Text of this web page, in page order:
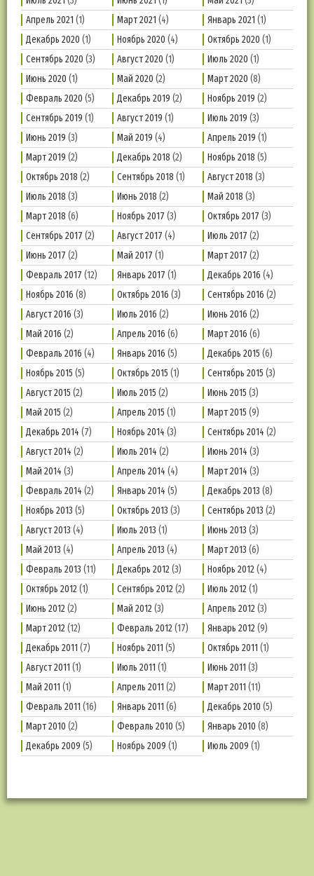
Апрель 2021 (1) Март 2021 (4) Январь 2021 (1)
Декабрь 2020 (1) Ноябрь 2020 (4) Октябрь 2020 (1)
Сентябрь 2020 (3) Август 2020 (1) Июль 2020 (1)
Июнь 2020 (1) Май 2020 (2) Март 2020 (8)
Февраль 2020 (5) Декабрь 2019 (2) Ноябрь 2019 (2)
Сентябрь 2019 (1) Август 2019 (1) Июль 2019 (3)
Июнь 2019 (3) Май 2019 (4) Апрель 2019 (1)
Март 2019 (2) Декабрь 2018 (2) Ноябрь 2018 (5)
Октябрь 2018 (2) Сентябрь 2018 (1) Август 2018 (3)
Июль 2018 (3) Июнь 2018 (2) Май 2018 (3)
Март 2018 (6) Ноябрь 2017 (3) Октябрь 2017 (3)
Сентябрь 2017 (2) Август 2017 (4) Июль 2017 (2)
Июнь 2017 (2) Май 2017 (1) Март 2017 (2)
Февраль 2017 (12) Январь 2017 (1) Декабрь 2016 (4)
Ноябрь 2016 (8) Октябрь 2016 (3) Сентябрь 2016 (2)
Август 2016 (3) Июль 2016 (2) Июнь 2016 (2)
Май 2016 (2) Апрель 2016 (6) Март 2016 (6)
Февраль 2016 (4) Январь 2016 (5) Декабрь 2015 (6)
Ноябрь 2015 (5) Октябрь 2015 (1) Сентябрь 2015 (3)
Август 2015 (2) Июль 2015 (2) Июнь 2015 (3)
Май 2015 (2) Апрель 2015 (1) Март 2015 (9)
Декабрь 2014 (7) Ноябрь 2014 (3) Сентябрь 2014 (2)
Август 2014 (2) Июль 2014 (2) Июнь 2014 (3)
Май 2014 (3) Апрель 2014 (4) Март 2014 (3)
Февраль 2014 (2) Январь 2014 (5) Декабрь 2013 (8)
Ноябрь 2013 (5) Октябрь 2013 (3) Сентябрь 2013 (2)
Август 2013 (4) Июль 2013 (1) Июнь 2013 (3)
Май 2013 (4) Апрель 2013 (4) Март 2013 (6)
Февраль 2013 (11) Декабрь 2012(3) Ноябрь 2012(4)
Октябрь 2012(1) Сентябрь 2012(2) Июль 2012(1)
Июнь 2012(2) Май 2012(3) Апрель 2012(3)
Март 2012(12) Февраль 2012(17) Январь 2012(9)
Декабрь 2011 (7) Ноябрь 2011 (5) Октябрь 2011 (1)
Август 2011 (1) Июль 2011 (1) Июнь 2011 (3)
Май 2011 (1) Апрель 2011 (2) Март 2011 (11)
Февраль 2011 (16) Январь 2011 (6) Декабрь 2010 (5)
Март 2010 (2) Февраль 2010 (5) Январь 2010 (8)
Декабрь 2009 (5) Ноябрь 2009 (1) Июль 2009 (1)